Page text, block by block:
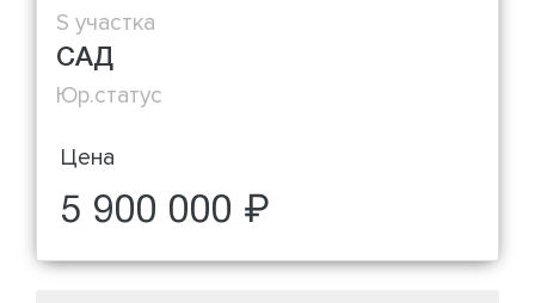
S участка
САД
Юр.статус
Цена
5 900 000 ₽